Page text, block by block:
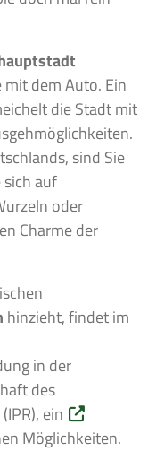
dem Auto. Ein
die Stadt mit
sind Sie
sich auf
oder
Charme der
hinzieht, findet im
in der
des
ein
Möglichkeiten.